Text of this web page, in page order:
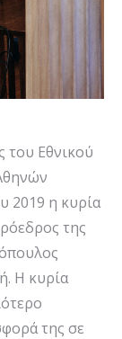
του Εθνικού
2019 η κυρία
της
Η κυρία
της σε